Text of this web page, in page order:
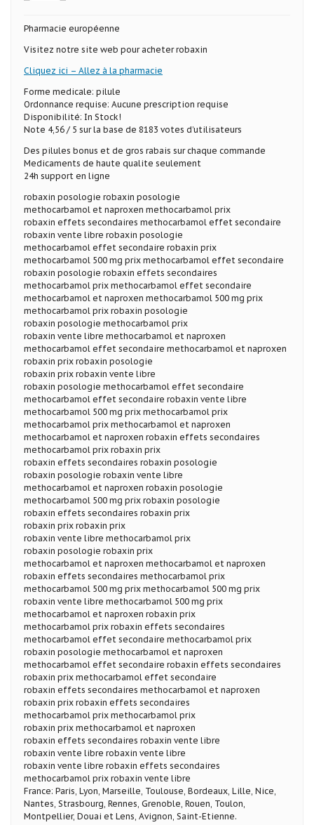
Pharmacie européenne
Visitez notre site web pour acheter robaxin
Cliquez ici – Allez à la pharmacie
Forme medicale: pilule
Ordonnance requise: Aucune prescription requise
Disponibilité: In Stock!
Note 4,56 / 5 sur la base de 8183 votes d’utilisateurs
Des pilules bonus et de gros rabais sur chaque commande
Medicaments de haute qualite seulement
24h support en ligne
robaxin posologie robaxin posologie
methocarbamol et naproxen methocarbamol prix
robaxin effets secondaires methocarbamol effet secondaire
robaxin vente libre robaxin posologie
methocarbamol effet secondaire robaxin prix
methocarbamol 500 mg prix methocarbamol effet secondaire
robaxin posologie robaxin effets secondaires
methocarbamol prix methocarbamol effet secondaire
methocarbamol et naproxen methocarbamol 500 mg prix
methocarbamol prix robaxin posologie
robaxin posologie methocarbamol prix
robaxin vente libre methocarbamol et naproxen
methocarbamol effet secondaire methocarbamol et naproxen
robaxin prix robaxin posologie
robaxin prix robaxin vente libre
robaxin posologie methocarbamol effet secondaire
methocarbamol effet secondaire robaxin vente libre
methocarbamol 500 mg prix methocarbamol prix
methocarbamol prix methocarbamol et naproxen
methocarbamol et naproxen robaxin effets secondaires
methocarbamol prix robaxin prix
robaxin effets secondaires robaxin posologie
robaxin posologie robaxin vente libre
methocarbamol et naproxen robaxin posologie
methocarbamol 500 mg prix robaxin posologie
robaxin effets secondaires robaxin prix
robaxin prix robaxin prix
robaxin vente libre methocarbamol prix
robaxin posologie robaxin prix
methocarbamol et naproxen methocarbamol et naproxen
robaxin effets secondaires methocarbamol prix
methocarbamol 500 mg prix methocarbamol 500 mg prix
robaxin vente libre methocarbamol 500 mg prix
methocarbamol et naproxen robaxin prix
methocarbamol prix robaxin effets secondaires
methocarbamol effet secondaire methocarbamol prix
robaxin posologie methocarbamol et naproxen
methocarbamol effet secondaire robaxin effets secondaires
robaxin prix methocarbamol effet secondaire
robaxin effets secondaires methocarbamol et naproxen
robaxin prix robaxin effets secondaires
methocarbamol prix methocarbamol prix
robaxin prix methocarbamol et naproxen
robaxin effets secondaires robaxin vente libre
robaxin vente libre robaxin vente libre
robaxin vente libre robaxin effets secondaires
methocarbamol prix robaxin vente libre
France: Paris, Lyon, Marseille, Toulouse, Bordeaux, Lille, Nice,
Nantes, Strasbourg, Rennes, Grenoble, Rouen, Toulon,
Montpellier, Douai et Lens, Avignon, Saint-Etienne.